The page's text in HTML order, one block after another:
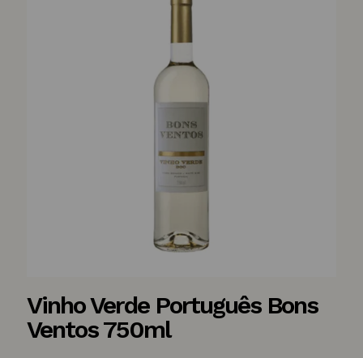
Vinho Verde Português Bons
Ventos 750ml